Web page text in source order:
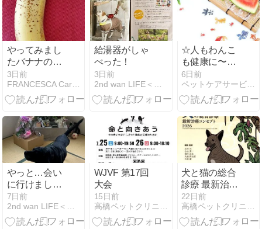
やってみまし
たバナナの保
存方法
3日前
FRANCESCA Care Partner
給湯器がしゃ
べった！
3日前
☆人もわんこ
も健康に〜夏
の食事☆
6日前
ペットケアサービス*Happiness~家族の為に出来る事
やっと…会い
に行けました
🐾
7日前
2nd wan LIFE＜セカンド・ワン・ライフ＞
WJVF 第17回
大会
15日前
高橋ペットクリニック ブログ
犬と猫の総合
診療 最新治療
のコンセプト
2026に執筆さ
せていただき
22日前
高橋ペットクリニック ブログ